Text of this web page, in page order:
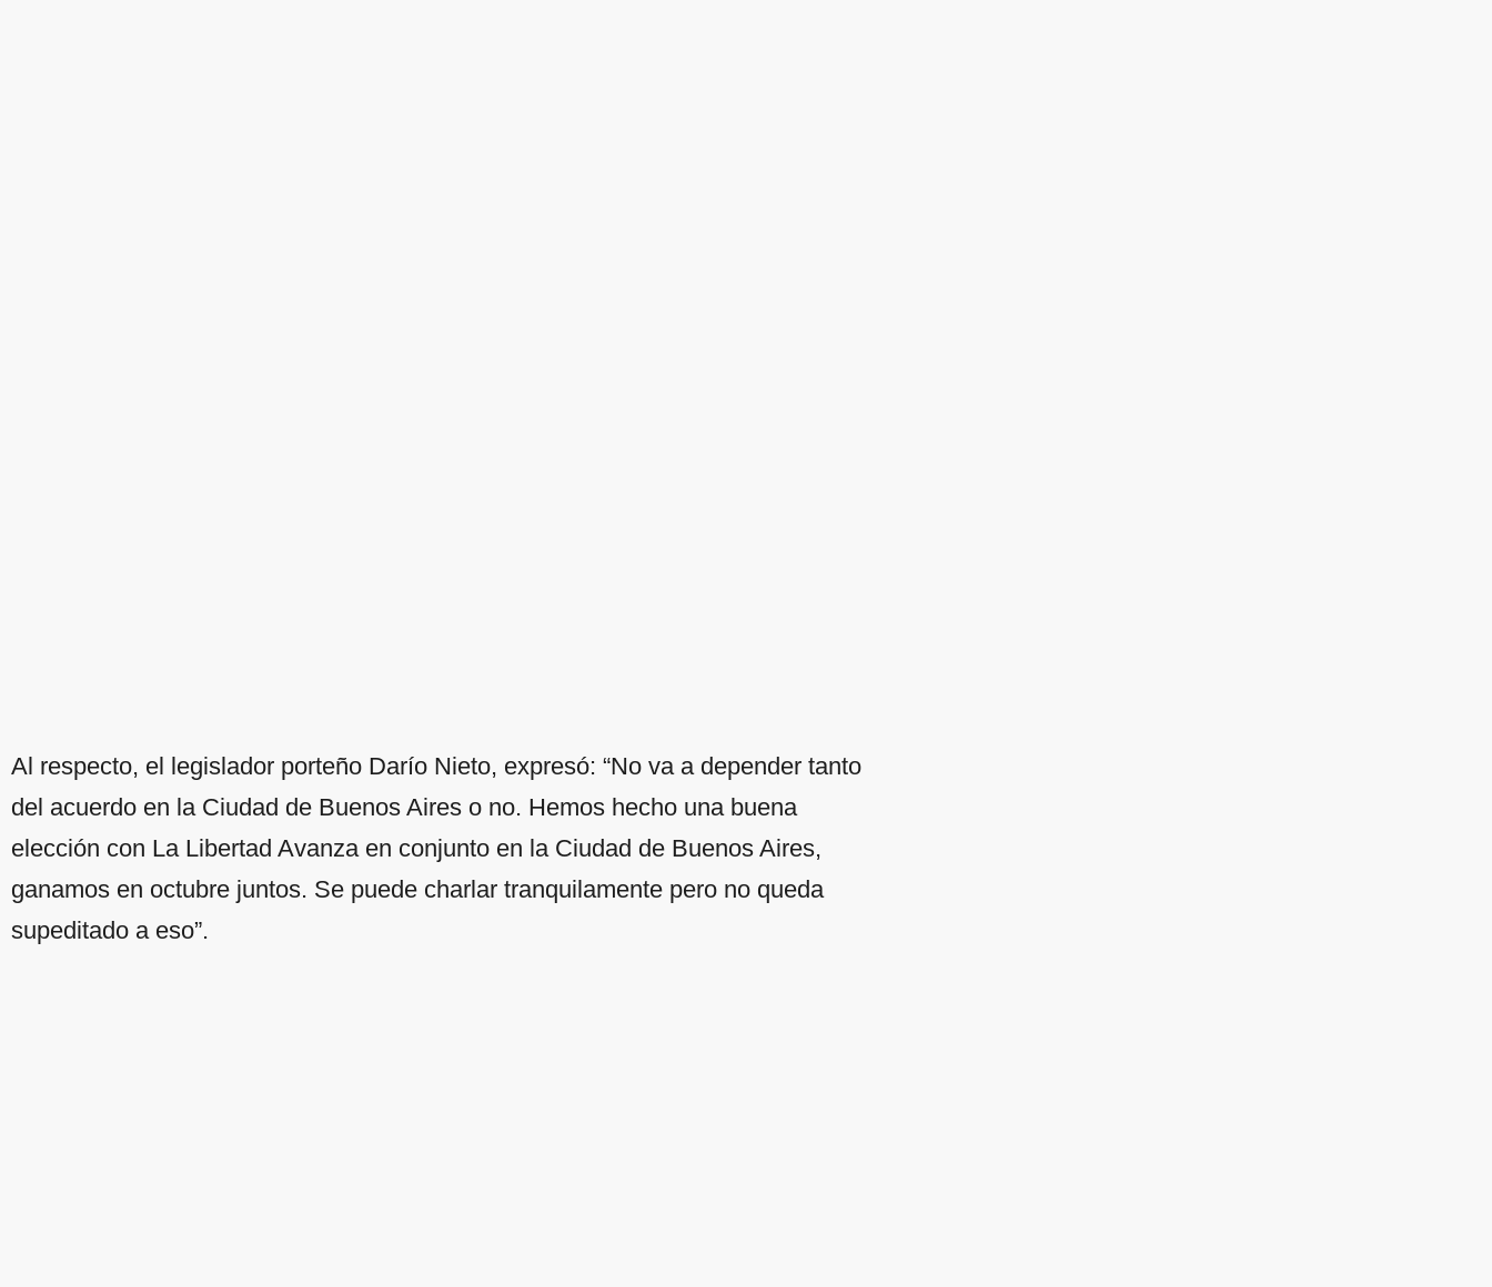
Al respecto, el legislador porteño Darío Nieto, expresó: “No va a depender tanto
del acuerdo en la Ciudad de Buenos Aires o no. Hemos hecho una buena
elección con La Libertad Avanza en conjunto en la Ciudad de Buenos Aires,
ganamos en octubre juntos. Se puede charlar tranquilamente pero no queda
supeditado a eso”.